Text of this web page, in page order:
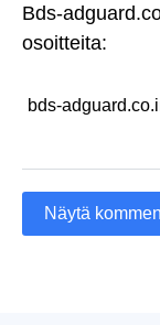
Bds-
osoitteita:
bds-
Näytä